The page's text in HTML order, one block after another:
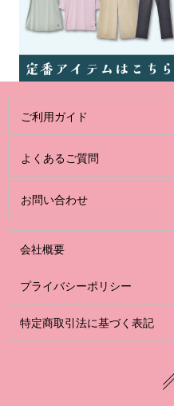
ご利用ガイド
よくあるご質問
お問い合わせ
会社概要
プライバシーポリシー
特定商取引法に基づく表記